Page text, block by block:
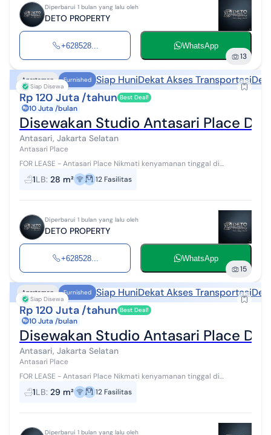
Diperbarui 1 bulan yang lalu oleh
DETO PROPERTY
+628528... WhatsApp
13
Siap Disewa
Apartemen Furnished Siap HuniDekat Akses Transportasi
Rp 120 Juta /tahun Best Deal!
10 Juta /bulan
Disewakan Studio Antasari Place
Antasari, Jakarta Selatan
Antasari Place
FOR LEASE - Antasari Place Nikmati kenyamanan tinggal di
apartemen modern dengan lokasi strategis di kawasan Cilandak,
Jakarta Selatan. Antasari P...
1LB: 28 m² 12 Fasilitas
Diperbarui 1 bulan yang lalu oleh
DETO PROPERTY
+628528... WhatsApp
15
Siap Disewa
Apartemen Furnished Siap HuniDekat Akses Transportasi
Rp 120 Juta /tahun Best Deal!
10 Juta /bulan
Disewakan Studio Antasari Place
Antasari, Jakarta Selatan
Antasari Place
FOR LEASE - Antasari Place Nikmati kenyamanan tinggal di
apartemen modern dengan lokasi strategis di kawasan Cilandak,
Jakarta Selatan. Antasari P...
1LB: 29 m² 12 Fasilitas
Diperbarui 1 bulan yang lalu oleh